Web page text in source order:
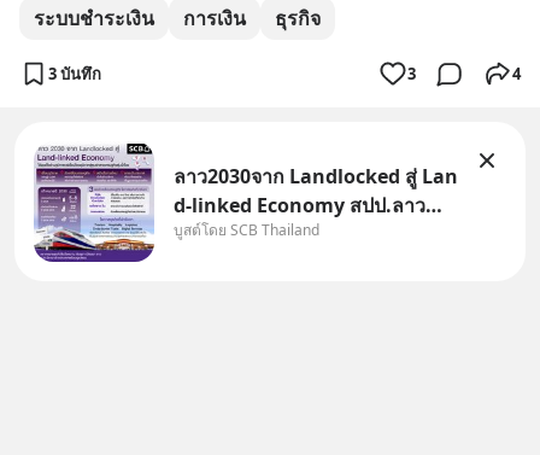
ระบบชำระเงิน การเงิน ธุรกิจ
3 บันทึก 3 4
ลาว2030จาก Landlocked สู่ Lan
d-linked Economy สปป.ลาว
กำลังเปลี่ยนบทบาทจาก “ประเทศ
บูสต์โดย SCB Thailand